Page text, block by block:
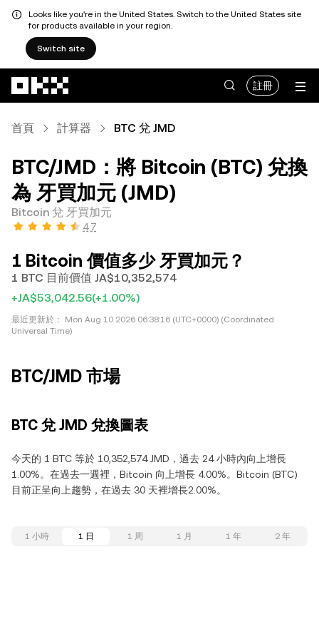
Looks like you're in the United States. Switch to the United States site
for products available in your region.
Switch site
註冊
首頁 計算器 BTC 兌 JMD
BTC/JMD：將 Bitcoin (BTC) 兌換
為 牙買加元 (JMD)
Bitcoin 兌 牙買加元
4.7
1 Bitcoin 價值多少 牙買加元？
1 BTC 目前價值 JA$10,352,574
+JA$53,042.56(+1.00%)
最近更新於：
Mon Aug 10 2026 06:38:16 (UTC+0000) (Coordinated
Universal Time)
BTC/JMD 市場
BTC 兌 JMD 兌換圖表
今天的 1 BTC 等於 10,352,574 JMD，過去 24 小時內向上增長
1.00%。在過去一週裡，Bitcoin 向上增長 4.00%。Bitcoin (BTC)
目前正呈向上趨勢，在過去 30 天裡增長2.00%。
1 小時 1 日 1 周 1 月 1 年 2 年